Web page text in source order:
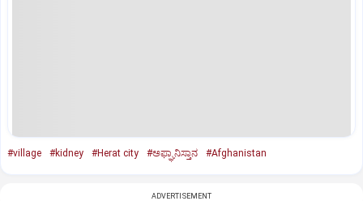
#village #kidney #Herat city #ಅಫ್ಘಾನಿಸ್ತಾನ #Afghanistan
ADVERTISEMENT